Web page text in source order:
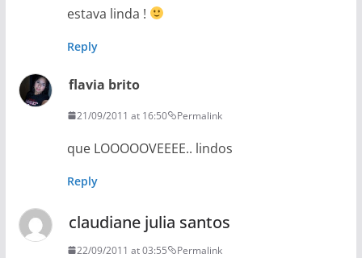
estava linda !
Reply
flavia brito
21/09/2011 at 16:50 Permalink
que LOOOOOVEEEE.. lindos
Reply
claudiane julia santos
22/09/2011 at 03:55 Permalink